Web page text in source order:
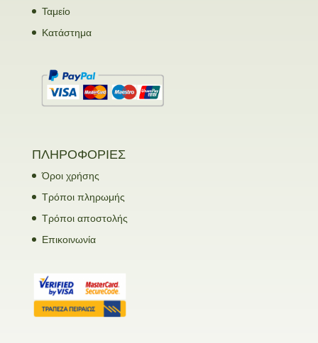
Ταμείο
Κατάστημα
ΠΛΗΡΟΦΟΡΙΕΣ
Όροι χρήσης
Τρόποι πληρωμής
Τρόποι αποστολής
Επικοινωνία